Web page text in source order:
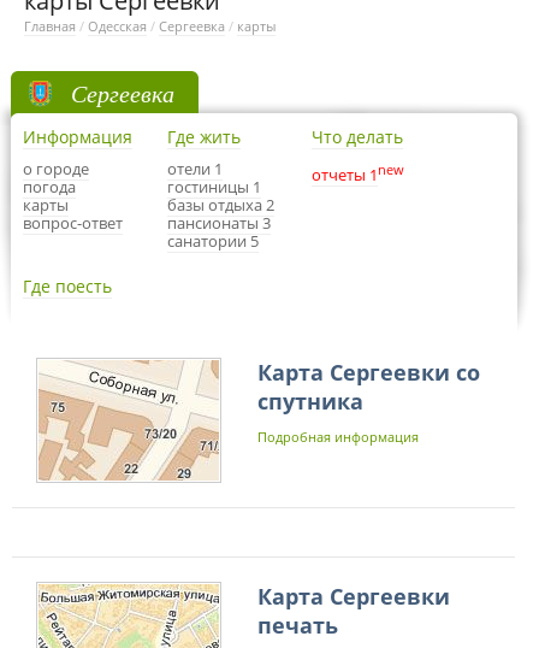
Главная / Одесская / Сергеевка / карты
Сергеевка
Информация
о городе
погода
карты
вопрос-ответ
Где жить
отели 1
гостиницы 1
базы отдыха 2
пансионаты 3
санатории 5
Что делать
отчеты 1 new
Где поесть
Карта Сергеевки со
спутника
Подробная информация
Карта Сергеевки
печать